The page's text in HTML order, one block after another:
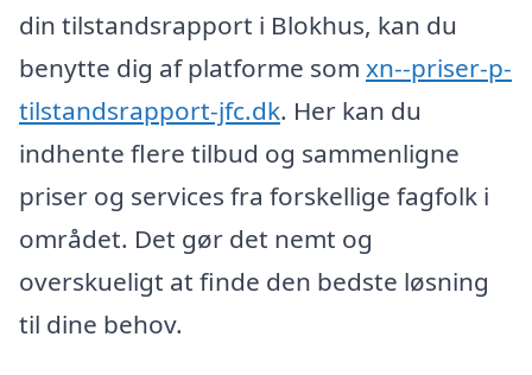
din tilstandsrapport i Blokhus, kan du
benytte dig af platforme som xn--priser-p-
tilstandsrapport-jfc.dk. Her kan du
indhente flere tilbud og sammenligne
priser og services fra forskellige fagfolk i
området. Det gør det nemt og
overskueligt at finde den bedste løsning
til dine behov.